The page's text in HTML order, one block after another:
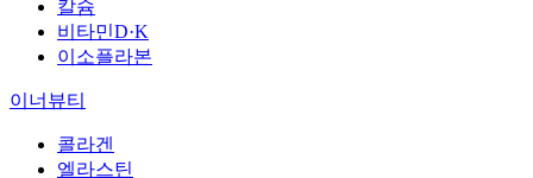
칼슘
비타민D·K
이소플라본
이너뷰티
콜라겐
엘라스틴